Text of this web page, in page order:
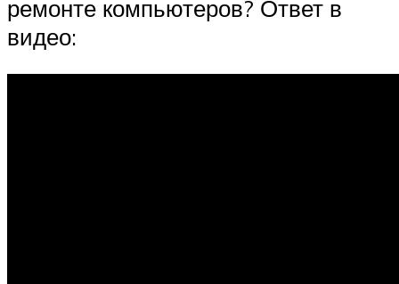
ремонте компьютеров? Ответ в
видео: